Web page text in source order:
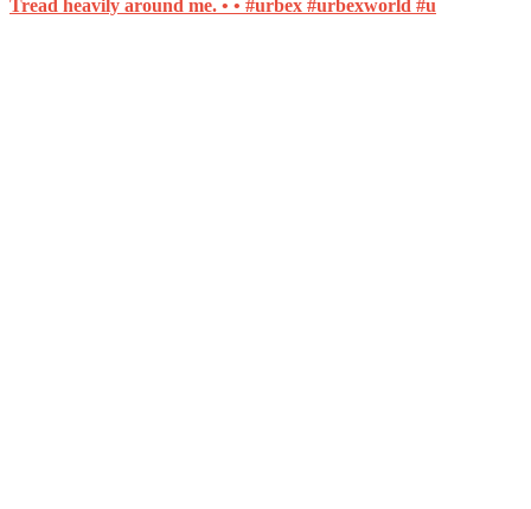
Tread heavily around me. • • #urbex #urbexworld #u